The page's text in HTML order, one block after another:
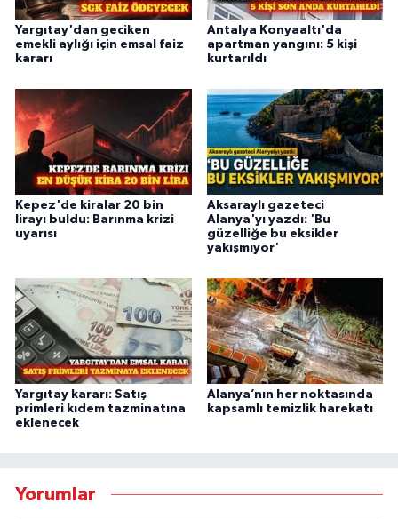
Yargıtay'dan geciken
emekli aylığı için emsal faiz
kararı
Antalya Konyaaltı'da
apartman yangını: 5 kişi
kurtarıldı
Kepez'de kiralar 20 bin
lirayı buldu: Barınma krizi
uyarısı
Aksaraylı gazeteci
Alanya'yı yazdı: 'Bu
güzelliğe bu eksikler
yakışmıyor'
Yargıtay kararı: Satış
primleri kıdem tazminatına
eklenecek
Alanya’nın her noktasında
kapsamlı temizlik harekatı
Yorumlar